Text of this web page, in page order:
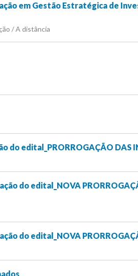
em Gestão Estratégica de
/ A distância
do edital_PRORROGAÇÃO DAS
do edital_NOVA
do edital_NOVA